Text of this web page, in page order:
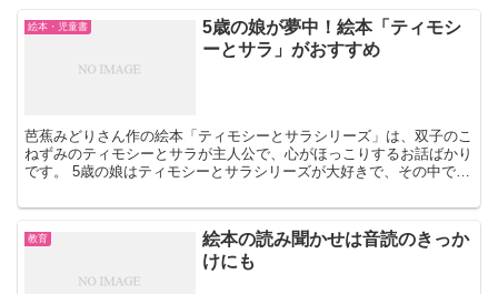
絵本・児童書
5歳の娘が夢中！絵本「ティモシ
ーとサラ」がおすすめ
芭蕉みどりさん作の絵本「ティモシーとサラシリーズ」は、双子のこ
ねずみのティモシーとサラが主人公で、心がほっこりするお話ばかり
です。 5歳の娘はティモシーとサラシリーズが大好きで、その中でも
教育
絵本の読み聞かせは音読のきっか
けにも